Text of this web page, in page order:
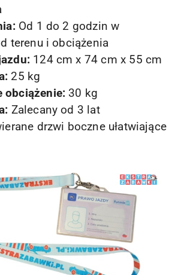
Od 1 do 2 godzin w
terenu i obciążenia
124 cm x 74 cm x 55 cm
25 kg
obciążenie: 30 kg
Zalecany od 3 lat
drzwi boczne ułatwiające